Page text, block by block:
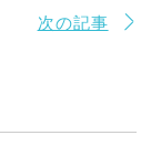
次の記事